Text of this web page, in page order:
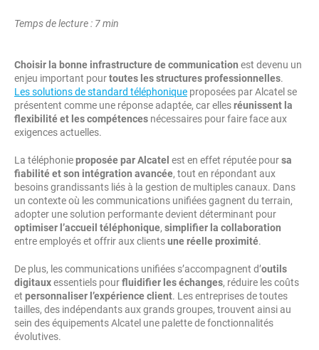
Temps de lecture : 7 min
Choisir la bonne infrastructure de communication est devenu un
enjeu important pourtoutes les structures professionnelles.
Les solutions de standard téléphonique proposées par Alcatel se
présentent comme une réponse adaptée, car ellesréunissent la
flexibilité et les compétences nécessaires pour faire face aux
exigences actuelles.
La téléphonieproposée par Alcatel est en effet réputée poursa
fiabilité et son intégration avancée, tout en répondant aux
besoins grandissants liés à la gestion de multiples canaux. Dans
un contexte où les communications unifiées gagnent du terrain,
adopter une solution performante devient déterminant pour
optimiser l’accueil téléphonique, simplifier la collaboration
entre employés et offrir aux clientsune réelle proximité.
De plus, les communications unifiées s’accompagnent d’outils
digitauxessentiels pourfluidifier les échanges, réduire les coûts
et personnaliser l’expérience client. Les entreprises de toutes
tailles, des indépendants aux grands groupes, trouvent ainsi au
sein des équipements Alcatel une palette de fonctionnalités
évolutives.